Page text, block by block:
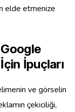
elde etmenize
Google
İpuçları
ve görselin
çekiciliği,